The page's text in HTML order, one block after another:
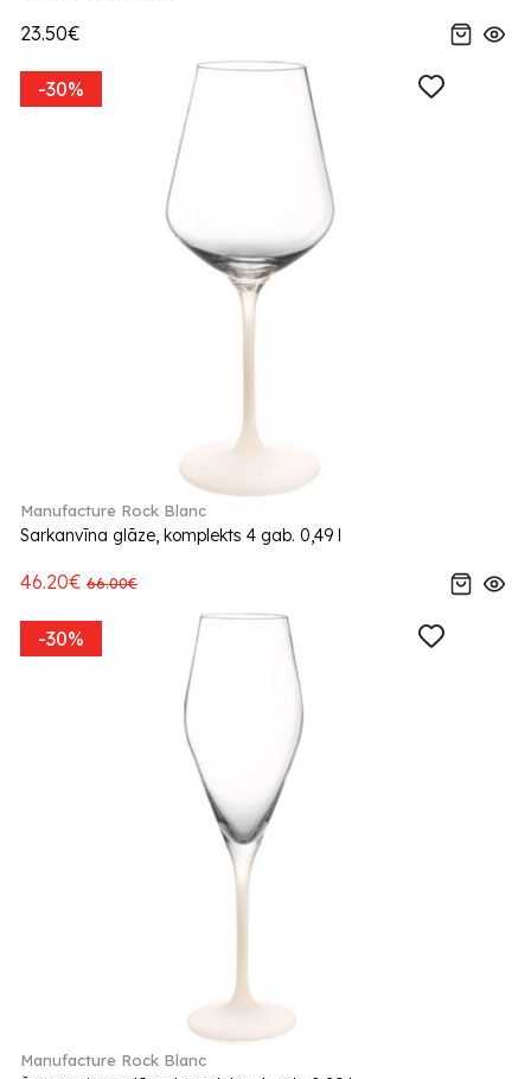
23.50€
-30%
Manufacture Rock Blanc
Sarkanvīna glāze, komplekts 4 gab. 0,49 l
46.20€ 66.00€
-30%
Manufacture Rock Blanc